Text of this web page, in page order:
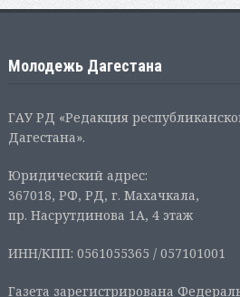
Молодежь Дагестана
ГАУ РД «Редакция
Дагестана».
Юридический адрес:
367018, РФ, РД, г. Махачкала,
пр. Насрутдинова 1А, 4 этаж
ИНН/КПП: 0561055365 / 057101001
Газета зарегистрирована